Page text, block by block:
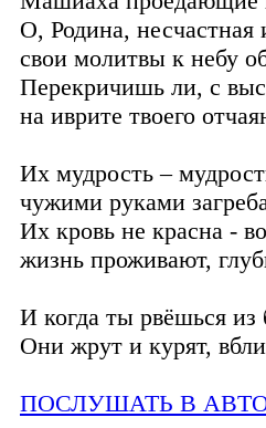
О, Родина, несчастная
свои молитвы к небу
Перекричишь ли, с
на иврите твоего
Их мудрость –
чужими руками
Их кровь не красна -
жизнь проживают,
И когда ты рвёшься из
Они жрут и курят,
ПОСЛУШАТЬ В